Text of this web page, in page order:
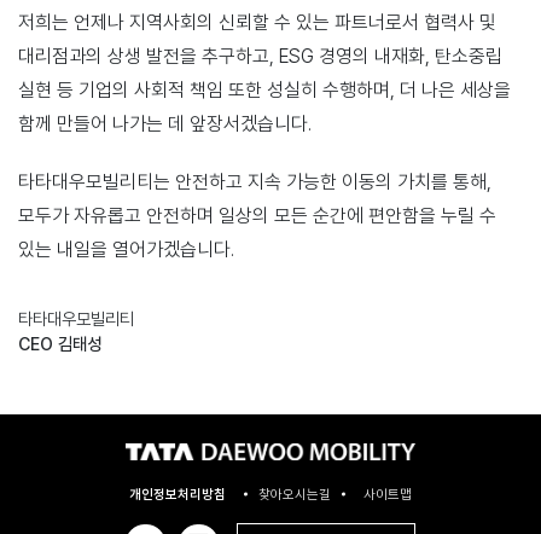
저희는 언제나 지역사회의 신뢰할 수 있는 파트너로서 협력사 및
대리점과의 상생 발전을 추구하고, ESG 경영의 내재화, 탄소중립
실현 등 기업의 사회적 책임 또한 성실히 수행하며, 더 나은 세상을
함께 만들어 나가는 데 앞장서겠습니다.
타타대우모빌리티는 안전하고 지속 가능한 이동의 가치를 통해,
모두가 자유롭고 안전하며 일상의 모든 순간에 편안함을 누릴 수
있는 내일을 열어가겠습니다.
타타대우모빌리티
CEO 김태성
개인정보처리방침 찾아오시는길 사이트맵